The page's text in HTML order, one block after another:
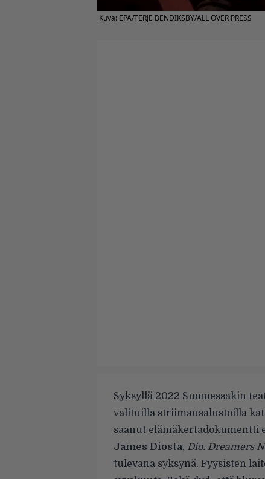
Kuva: EPA/TERJE BENDIKSBY/ALL OVER PRESS
Syksyllä 2022 Suomessakin
valituilla striimausalustoilla
saanut elämäkertadokumentti
James Diosta, Dio: Dreamers
tulevana syksynä. Fyysisten